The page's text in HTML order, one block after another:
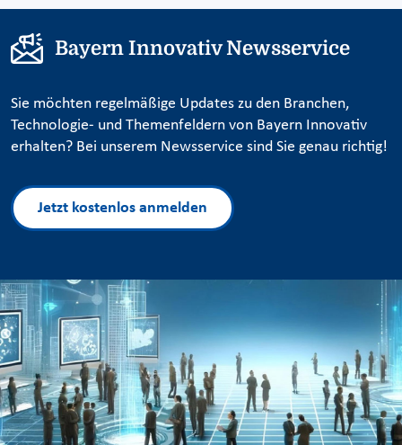
Bayern Innovativ Newsservice
Sie möchten regelmäßige Updates zu den Branchen,
Technologie- und Themenfeldern von Bayern Innovativ
erhalten? Bei unserem Newsservice sind Sie genau richtig!
Jetzt kostenlos anmelden